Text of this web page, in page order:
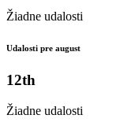
Žiadne udalosti
Udalosti pre august
12th
Žiadne udalosti